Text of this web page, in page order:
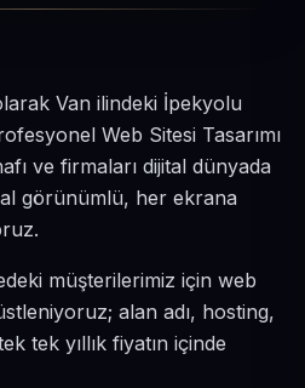
Van ilindeki İpekyolu
Web Sitesi Tasarımı
ve firmaları dijital dünyada
görünümlü, her ekrana
müşterilerimiz için web
alan adı, hosting,
tek yıllık fiyatın içinde